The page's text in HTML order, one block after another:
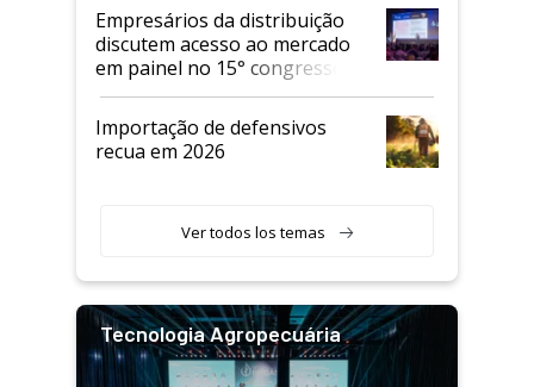
Empresários da distribuição
discutem acesso ao mercado
em painel no 15° congresso
Andav
Importação de defensivos
recua em 2026
Ver todos los temas
Tecnologia Agropecuária